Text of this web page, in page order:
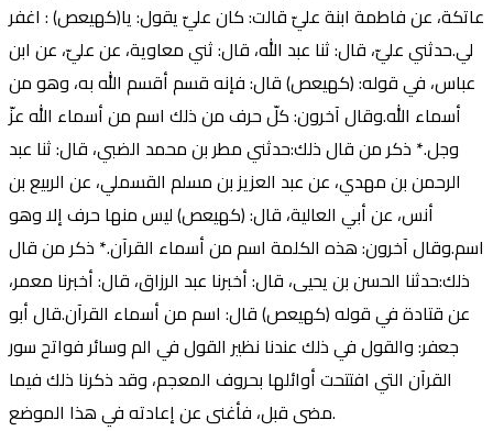
عاتكة، عن فاطمة ابنة عليّ قالت: كان عليّ يقول: يا(كهيعص) : اغفر
لي.حدثني عليّ، قال: ثنا عبد الله، قال: ثني معاوية، عن عليّ، عن ابن
عباس، في قوله: (كهيعص) قال: فإنه قسم أقسم الله به، وهو من
أسماء الله.وقال آخرون: كلّ حرف من ذلك اسم من أسماء الله عزّ
وجل.* ذكر من قال ذلك:حدثني مطر بن محمد الضبي، قال: ثنا عبد
الرحمن بن مهدي، عن عبد العزيز بن مسلم القسملي، عن الربيع بن
أنس، عن أبي العالية، قال: (كهيعص) ليس منها حرف إلا وهو
اسم.وقال آخرون: هذه الكلمة اسم من أسماء القرآن.* ذكر من قال
ذلك:حدثنا الحسن بن يحيى، قال: أخبرنا عبد الرزاق، قال: أخبرنا معمر،
عن قتادة في قوله (كهيعص) قال: اسم من أسماء القرآن.قال أبو
جعفر: والقول في ذلك عندنا نظير القول في الم وسائر فواتح سور
القرآن التي افتتحت أوائلها بحروف المعجم، وقد ذكرنا ذلك فيما
مضى قبل، فأغنى عن إعادته في هذا الموضع.